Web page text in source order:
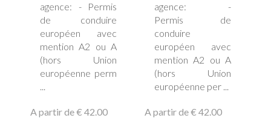
agence: - Permis
de conduire
européen avec
mention A2 ou A
(hors Union
européenne perm
...
A partir de€ 42.00
agence: -
Permis de
conduire
européen avec
mention A2 ou A
(hors Union
européenne per ...
A partir de€ 42.00